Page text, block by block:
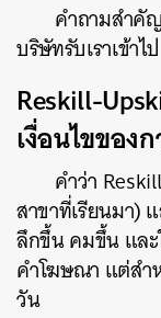
คำถามสำคั
บริษัทรับเราเข้าไ
Reskill-
เงื่อนไขของ
คำว่า
สาขาที่เรียนมา)
ลึกขึ้น คมขึ้น แล
คำโฆษณา แต่สำ
วัน